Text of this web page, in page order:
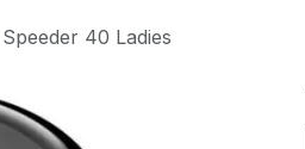
40 Ladies